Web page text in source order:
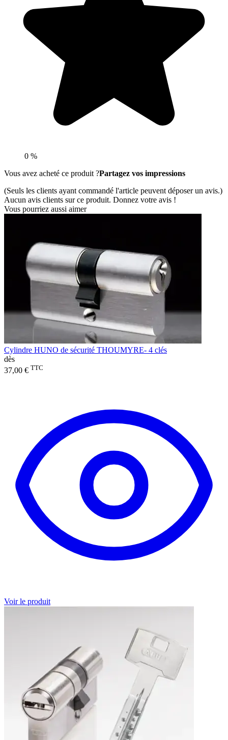
0 %
Vous avez acheté ce produit ?Partagez vos impressions
(Seuls les clients ayant commandé l'article peuvent déposer un avis.)
Aucun avis clients sur ce produit. Donnez votre avis !
Vous pourriez aussi aimer
Cylindre HUNO de sécurité THOUMYRE- 4 clés
dès
37,00 € TTC
Voir le produit